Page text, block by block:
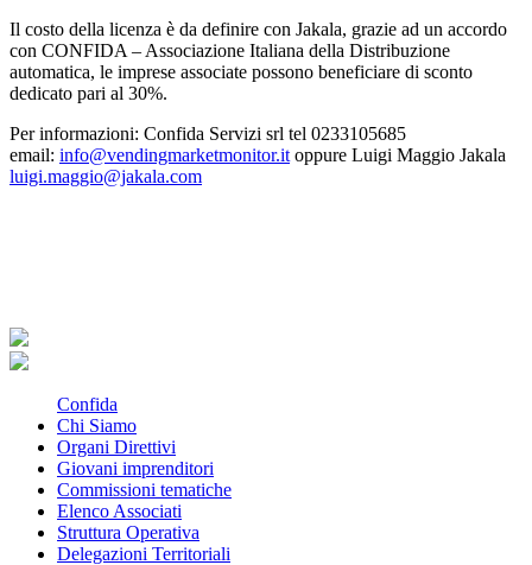
Il costo della licenza è da definire con Jakala, grazie ad un accordo
con CONFIDA – Associazione Italiana della Distribuzione
automatica, le imprese associate possono beneficiare di sconto
dedicato pari al 30%.
Per informazioni: Confida Servizi srl tel 0233105685
email: info@vendingmarketmonitor.it oppure Luigi Maggio Jakala
luigi.maggio@jakala.com
Confida
Chi Siamo
Organi Direttivi
Giovani imprenditori
Commissioni tematiche
Elenco Associati
Struttura Operativa
Delegazioni Territoriali